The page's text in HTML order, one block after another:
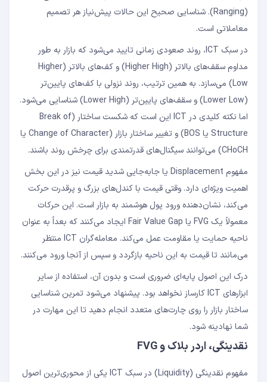
(Ranging). شناسایی صحیح این حالات پیش‌نیاز هر تصمیم
معاملاتی است.
در سبک ICT، روند صعودی زمانی تایید می‌شود که بازار به طور
مداوم سقف‌های بالاتر (Higher High) و کف‌های بالاتر (Higher
Low) می‌سازد. به همین ترتیب، روند نزولی با کف‌های پایین‌تر
(Lower Low) و سقف‌های پایین‌تر (Lower High) شناسایی می‌شود.
اما نکته کلیدی در ICT این است که شکست ساختار (Break of
Structure یا BOS) و تغییر ساختار بازار (Change of Character یا
CHoCH) می‌توانند سیگنال‌های قدرتمندی برای چرخش روند باشند.
مفهوم Displacement یا جابه‌جایی شدید قیمت نیز در این بخش
اهمیت ویژه‌ای دارد. وقتی قیمت با کندل‌های بزرگ و پرقدرت حرکت
می‌کند، نشان‌دهنده ورود پول هوشمند به بازار است. این حرکات
معمولاً یک FVG یا Fair Value Gap ایجاد می‌کنند که بعداً به عنوان
ناحیه حمایت یا مقاومت عمل می‌کند. معامله‌گران ICT منتظر
می‌مانند تا قیمت به این ناحیه بازگردد و سپس از آنجا ورود می‌کنند.
درک این اصول پایه‌ای ضروری است و بدون آن، استفاده از سایر
ابزارهای ICT کارساز نخواهد بود. پیشنهاد می‌شود تمرین شناسایی
ساختار بازار را روی چارت‌های متعدد انجام دهید تا این مهارت در
شما نهادینه شود.
نقدینگی، اردر بلاک و FVG
مفهوم نقدینگی (Liquidity) در سبک ICT یکی از محوری‌ترین اصول